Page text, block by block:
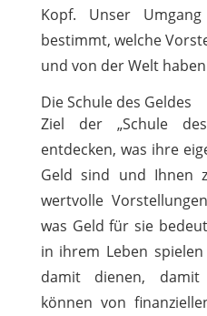
Kopf. Unser
bestimmt, welche
und von der Welt
Die Schule des Geldes
Ziel der „Schule
entdecken, was ihre
Geld sind und Ihnen
wertvolle
was Geld für sie
in ihrem Leben
damit dienen,
können von